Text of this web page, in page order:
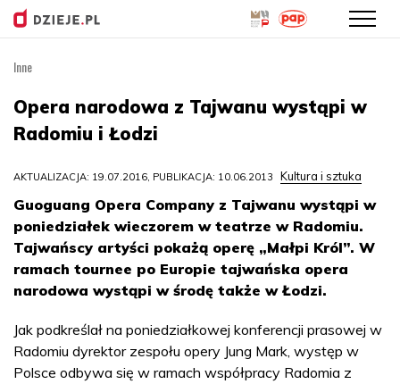
treści
Inne
Opera narodowa z Tajwanu wystąpi w
Radomiu i Łodzi
AKTUALIZACJA: 19.07.2016, PUBLIKACJA: 10.06.2013 Kultura i sztuka
Guoguang Opera Company z Tajwanu wystąpi w
poniedziałek wieczorem w teatrze w Radomiu.
Tajwańscy artyści pokażą operę „Małpi Król”. W
ramach tournee po Europie tajwańska opera
narodowa wystąpi w środę także w Łodzi.
Jak podkreślał na poniedziałkowej konferencji prasowej w
Radomiu dyrektor zespołu opery Jung Mark, występ w
Polsce odbywa się w ramach współpracy Radomia z